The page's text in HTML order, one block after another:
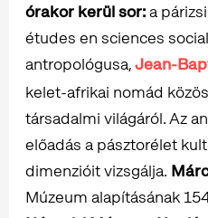
órakor kerül sor:a
études en sciences
antropológusa,Jean-
kelet-afrikai nomád
társadalmi világáról. Az
előadás a pásztorélet
dimenzióit vizsgálja.
Múzeum alapításának